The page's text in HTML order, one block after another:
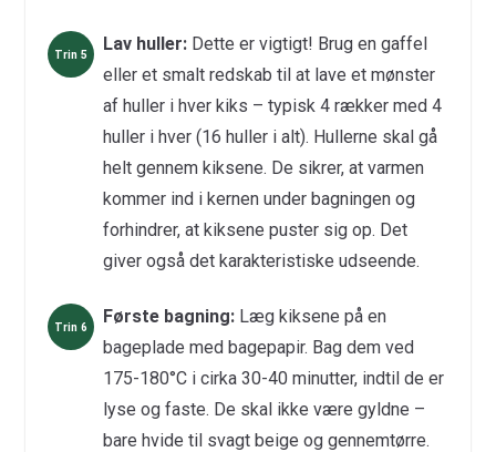
Lav huller:Dette er vigtigt! Brug en gaffel
eller et smalt redskab til at lave et mønster
af huller i hver kiks – typisk 4 rækker med 4
huller i hver (16 huller i alt). Hullerne skal gå
helt gennem kiksene. De sikrer, at varmen
kommer ind i kernen under bagningen og
forhindrer, at kiksene puster sig op. Det
giver også det karakteristiske udseende.
Første bagning:Læg kiksene på en
bageplade med bagepapir. Bag dem ved
175-180°C i cirka 30-40 minutter, indtil de er
lyse og faste. De skal ikke være gyldne –
bare hvide til svagt beige og gennemtørre.